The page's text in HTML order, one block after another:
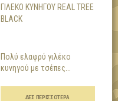
ΓΙΛΈΚΟ ΚΥΝΗΓΟΎ REAL TREE
BLACK
Πολύ ελαφρύ γιλέκο
κυνηγού με τσέπες...
ΔΕΣ ΠΕΡΙΣΣΌΤΕΡΑ